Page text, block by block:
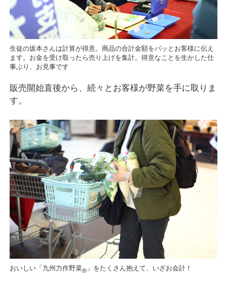
生徒の坂本さんは計算が得意。商品の合計金額をパッとお客様に伝え
ます。お金を受け取ったら売り上げを集計。得意なことを生かした仕
事ぶり、お見事です
販売開始直後から、続々とお客様が野菜を手に取りま
す。
おいしい「九州力作野菜® 」をたくさん抱えて、いざお会計！